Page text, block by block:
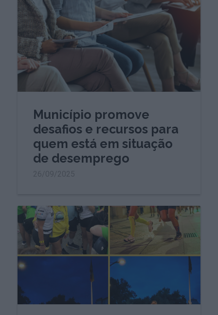
Município promove
desafios e recursos para
quem está em situação
de desemprego